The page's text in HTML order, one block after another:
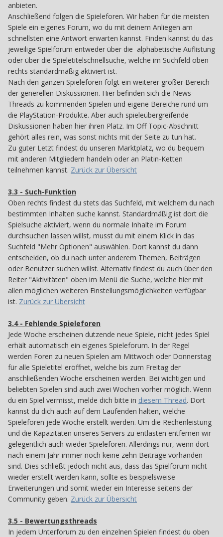
anbieten.
Anschließend folgen die Spieleforen. Wir haben für die meisten
Spiele ein eigenes Forum, wo du mit deinem Anliegen am
schnellsten eine Antwort erwarten kannst. Finden kannst du das
jeweilige Spielforum entweder über die alphabetische Auflistung
oder über die Spieletitelschnellsuche, welche im Suchfeld oben
rechts standardmäßig aktiviert ist.
Nach den ganzen Spieleforen folgt ein weiterer großer Bereich
der generellen Diskussionen. Hier befinden sich die News-
Threads zu kommenden Spielen und eigene Bereiche rund um
die PlayStation-Produkte. Aber auch spieleübergreifende
Diskussionen haben hier ihren Platz. Im Off Topic-Abschnitt
gehört alles rein, was sonst nichts mit der Seite zu tun hat.
Zu guter Letzt findest du unseren Marktplatz, wo du bequem
mit anderen Mitgliedern handeln oder an Platin-Ketten
teilnehmen kannst. Zurück zur Übersicht
3.3 - Such-Funktion
Oben rechts findest du stets das Suchfeld, mit welchem du nach
bestimmten Inhalten suche kannst. Standardmäßig ist dort die
Spielsuche aktiviert, wenn du normale Inhalte im Forum
durchsuchen lassen willst, musst du mit einem Klick in das
Suchfeld "Mehr Optionen" auswählen. Dort kannst du dann
entscheiden, ob du nach unter anderem Themen, Beiträgen
oder Benutzer suchen willst. Alternativ findest du auch über den
Reiter "Aktivitäten" oben im Menü die Suche, welche hier mit
allen möglichen weiteren Einstellungsmöglichkeiten verfügbar
ist. Zurück zur Übersicht
3.4 - Fehlende Spieleforen
Jede Woche erscheinen dutzende neue Spiele, nicht jedes Spiel
erhält automatisch ein eigenes Spieleforum. In der Regel
werden Foren zu neuen Spielen am Mittwoch oder Donnerstag
für alle Spieletitel eröffnet, welche bis zum Freitag der
anschließenden Woche erscheinen werden. Bei wichtigen und
beliebten Spielen sind auch zwei Wochen vorher möglich. Wenn
du ein Spiel vermisst, melde dich bitte in diesem Thread. Dort
kannst du dich auch auf dem Laufenden halten, welche
Spieleforen jede Woche erstellt werden. Um die Rechenleistung
und die Kapazitäten unseres Servers zu entlasten entfernen wir
gelegentlich auch wieder Spieleforen. Allerdings nur, wenn dort
nach einem Jahr immer noch keine zehn Beiträge vorhanden
sind. Dies schließt jedoch nicht aus, dass das Spielforum nicht
wieder erstellt werden kann, sollte es beispielsweise
Erweiterungen und somit wieder ein Interesse seitens der
Community geben. Zurück zur Übersicht
3.5 - Bewertungsthreads
In jedem Unterforum zu den einzelnen Spielen findest du oben